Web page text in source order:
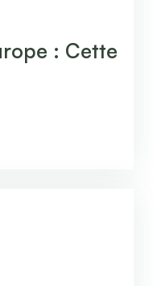
: Cette